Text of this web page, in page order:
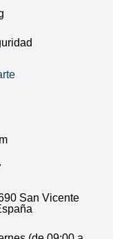
San Vicente